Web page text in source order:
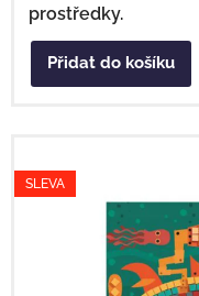
prostředky.
Přidat do košíku
SLEVA